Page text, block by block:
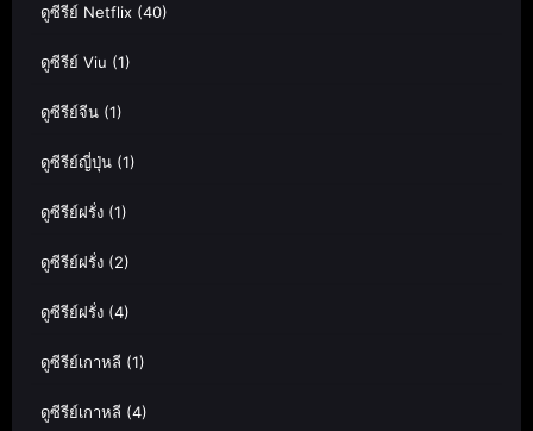
ดูซีรีย์ Netflix (40)
ดูซีรีย์ Viu (1)
ดูซีรีย์จีน (1)
ดูซีรีย์ญี่ปุ่น (1)
ดูซีรีย์ฝรั่ง (1)
ดูซีรีย์ฝรั่ง (2)
ดูซีรีย์ฝรั่ง (4)
ดูซีรีย์เกาหลี (1)
ดูซีรีย์เกาหลี (4)